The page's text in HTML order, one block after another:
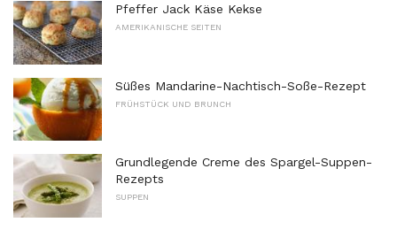
Pfeffer Jack Käse Kekse
AMERIKANISCHE SEITEN
Süßes Mandarine-Nachtisch-Soße-Rezept
FRÜHSTÜCK UND BRUNCH
Grundlegende Creme des Spargel-Suppen-
Rezepts
SUPPEN